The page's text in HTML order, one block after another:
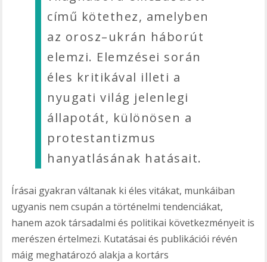
című kötethez, amelyben
az orosz–ukrán háborút
elemzi. Elemzései során
éles kritikával illeti a
nyugati világ jelenlegi
állapotát, különösen a
protestantizmus
hanyatlásának hatásait.
Írásai gyakran váltanak ki éles vitákat, munkáiban
ugyanis nem csupán a történelmi tendenciákat,
hanem azok társadalmi és politikai következményeit is
merészen értelmezi. Kutatásai és publikációi révén
máig meghatározó alakja a kortárs